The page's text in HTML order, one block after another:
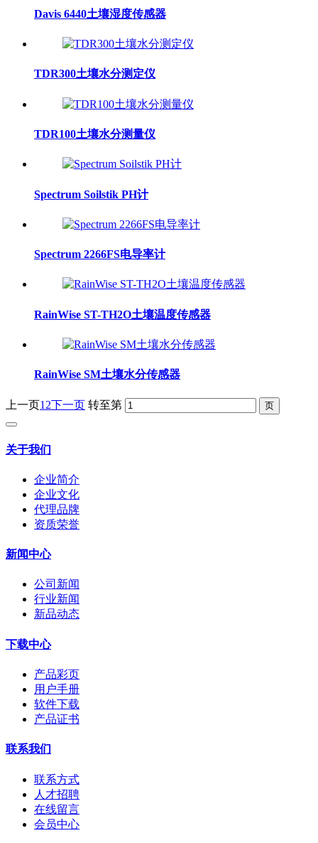
Davis 6440土壤湿度传感器
TDR300土壤水分测定仪
TDR100土壤水分测量仪
Spectrum Soilstik PH计
Spectrum 2266FS电导率计
RainWise ST-TH2O土壤温度传感器
RainWise SM土壤水分传感器
上一页12下一页 转至第
关于我们
企业简介
企业文化
代理品牌
资质荣誉
新闻中心
公司新闻
行业新闻
新品动态
下载中心
产品彩页
用户手册
软件下载
产品证书
联系我们
联系方式
人才招聘
在线留言
会员中心